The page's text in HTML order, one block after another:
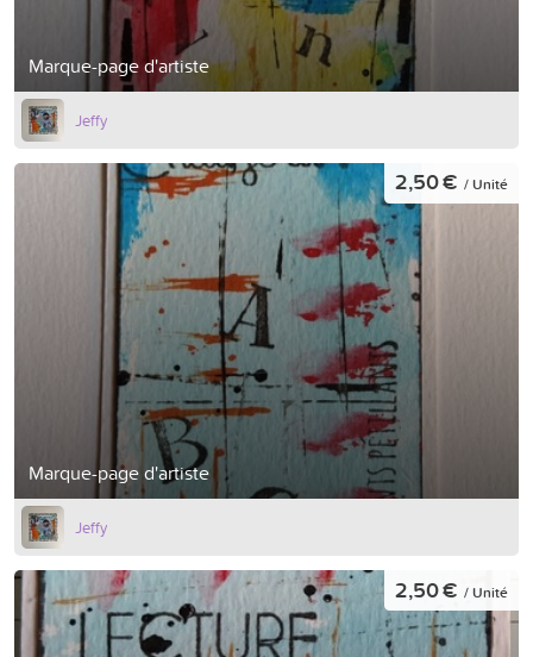
Marque-page d'artiste
Jeffy
Marque-page d'artiste
2,50 € / Unité
Jeffy
2,50 € / Unité